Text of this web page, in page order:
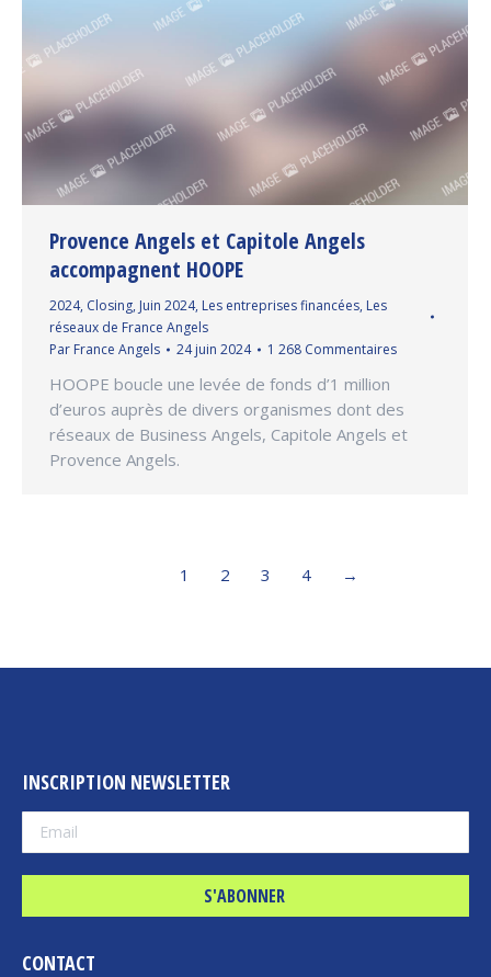
Provence Angels et Capitole Angels
accompagnent HOOPE
2024, Closing, Juin 2024, Les entreprises financées, Les
réseaux de France Angels
Par France Angels 24 juin 2024 1 268 Commentaires
HOOPE boucle une levée de fonds d’1 million
d’euros auprès de divers organismes dont des
réseaux de Business Angels, Capitole Angels et
Provence Angels.
1 2 3 4 →
INSCRIPTION NEWSLETTER
CONTACT